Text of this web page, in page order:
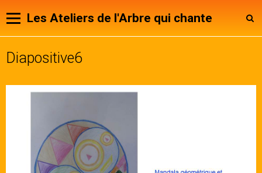
Les Ateliers de l'Arbre qui chante
Panier
Notre Association
Diapositive6